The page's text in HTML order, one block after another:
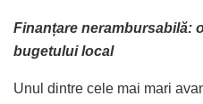
Finanțare nerambursabilă:
bugetului local
Unul dintre cele mai mari